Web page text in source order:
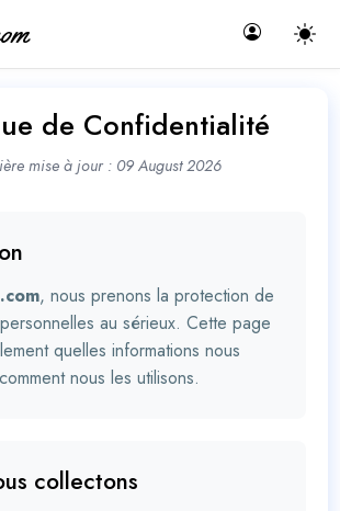
de Confidentialité
mise à jour : 09 August 2026
, nous prenons la protection de
au sérieux. Cette page
quelles informations nous
nous les utilisons.
collectons